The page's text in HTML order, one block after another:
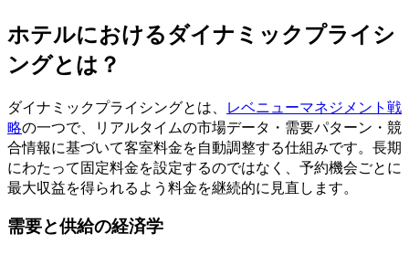
ホテルにおけるダイナミックプライシ
ングとは？
ダイナミックプライシングとは、 レベニューマネジメント戦
略の一つで、リアルタイムの市場データ・需要パターン・競
合情報に基づいて客室料金を自動調整する仕組みです。長期
にわたって固定料金を設定するのではなく、予約機会ごとに
最大収益を得られるよう料金を継続的に見直します。
需要と供給の経済学